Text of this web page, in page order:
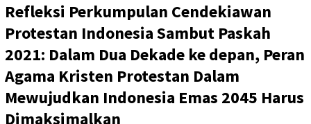
Refleksi Perkumpulan Cendekiawan
Protestan Indonesia Sambut Paskah
2021: Dalam Dua Dekade ke depan, Peran
Agama Kristen Protestan Dalam
Mewujudkan Indonesia Emas 2045 Harus
Dimaksimalkan